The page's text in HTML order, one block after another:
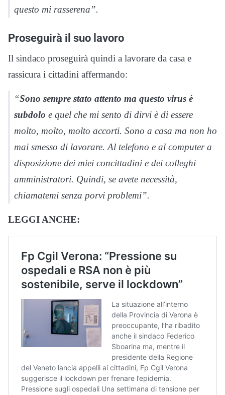
questo mi rasserena”.
Proseguirà il suo lavoro
Il sindaco proseguirà quindi a lavorare da casa e
rassicura i cittadini affermando:
“Sono sempre stato attento ma questo virus è
subdolo e quel che mi sento di dirvi è di essere
molto, molto, molto accorti. Sono a casa ma non ho
mai smesso di lavorare. Al telefono e al computer a
disposizione dei miei concittadini e dei colleghi
amministratori. Quindi, se avete necessità,
chiamatemi senza porvi problemi”.
LEGGI ANCHE: